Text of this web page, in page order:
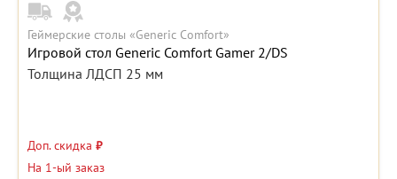
Геймерские столы «Generic Comfort»
Игровой стол Generic Comfort Gamer 2/DS
Толщина ЛДСП 25 мм
Доп. скидка ₽
На 1-ый заказ